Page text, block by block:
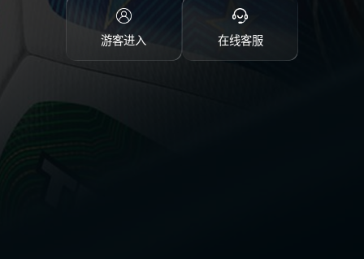
游客进入 在线客服